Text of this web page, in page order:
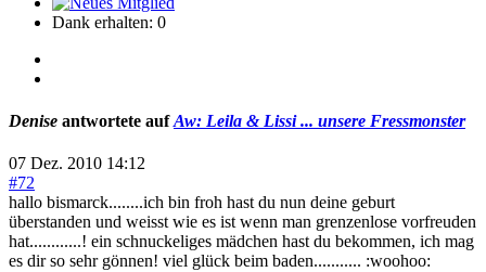
Dank erhalten: 0
Denise antwortete aufAw: Leila & Lissi ... unsere Fressmonster
07 Dez. 2010 14:12
#72
hallo bismarck........ich bin froh hast du nun deine geburt
überstanden und weisst wie es ist wenn man grenzenlose vorfreuden
hat............! ein schnuckeliges mädchen hast du bekommen, ich mag
es dir so sehr gönnen! viel glück beim baden........... :woohoo: